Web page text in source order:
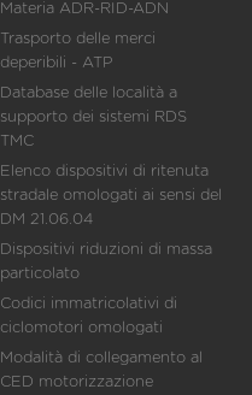
Materia ADR-RID-ADN
Trasporto delle merci
deperibili - ATP
Database delle località a
supporto dei sistemi RDS
TMC
Elenco dispositivi di ritenuta
stradale omologati ai sensi del
DM 21.06.04
Dispositivi riduzioni di massa
particolato
Codici immatricolativi di
ciclomotori omologati
Modalità di collegamento al
CED motorizzazione